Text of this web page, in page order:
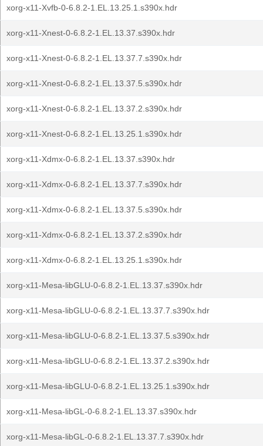
xorg-x11-Xvfb-0-6.8.2-1.EL.13.25.1.s390x.hdr
xorg-x11-Xnest-0-6.8.2-1.EL.13.37.s390x.hdr
xorg-x11-Xnest-0-6.8.2-1.EL.13.37.7.s390x.hdr
xorg-x11-Xnest-0-6.8.2-1.EL.13.37.5.s390x.hdr
xorg-x11-Xnest-0-6.8.2-1.EL.13.37.2.s390x.hdr
xorg-x11-Xnest-0-6.8.2-1.EL.13.25.1.s390x.hdr
xorg-x11-Xdmx-0-6.8.2-1.EL.13.37.s390x.hdr
xorg-x11-Xdmx-0-6.8.2-1.EL.13.37.7.s390x.hdr
xorg-x11-Xdmx-0-6.8.2-1.EL.13.37.5.s390x.hdr
xorg-x11-Xdmx-0-6.8.2-1.EL.13.37.2.s390x.hdr
xorg-x11-Xdmx-0-6.8.2-1.EL.13.25.1.s390x.hdr
xorg-x11-Mesa-libGLU-0-6.8.2-1.EL.13.37.s390x.hdr
xorg-x11-Mesa-libGLU-0-6.8.2-1.EL.13.37.7.s390x.hdr
xorg-x11-Mesa-libGLU-0-6.8.2-1.EL.13.37.5.s390x.hdr
xorg-x11-Mesa-libGLU-0-6.8.2-1.EL.13.37.2.s390x.hdr
xorg-x11-Mesa-libGLU-0-6.8.2-1.EL.13.25.1.s390x.hdr
xorg-x11-Mesa-libGL-0-6.8.2-1.EL.13.37.s390x.hdr
xorg-x11-Mesa-libGL-0-6.8.2-1.EL.13.37.7.s390x.hdr